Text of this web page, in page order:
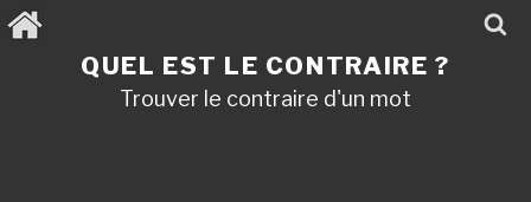
Aller
au
QUEL EST LE CONTRAIRE ?
Trouver le contraire d'un mot